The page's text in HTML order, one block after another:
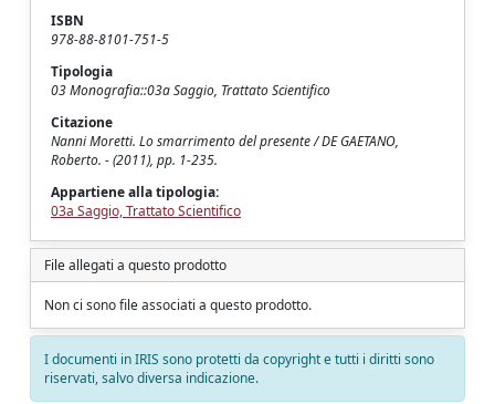
ISBN
978-88-8101-751-5
Tipologia
03 Monografia::03a Saggio, Trattato Scientifico
Citazione
Nanni Moretti. Lo smarrimento del presente / DE GAETANO,
Roberto. - (2011), pp. 1-235.
Appartiene alla tipologia:
03a Saggio, Trattato Scientifico
File allegati a questo prodotto
Non ci sono file associati a questo prodotto.
I documenti in IRIS sono protetti da copyright e tutti i diritti sono
riservati, salvo diversa indicazione.